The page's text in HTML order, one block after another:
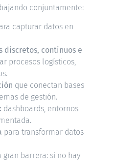
conjuntamente:
capturar datos en
discretos, continuos e
procesos logísticos,
que conectan bases
de gestión.
dashboards, entornos
para transformar datos
gran barrera: si no hay